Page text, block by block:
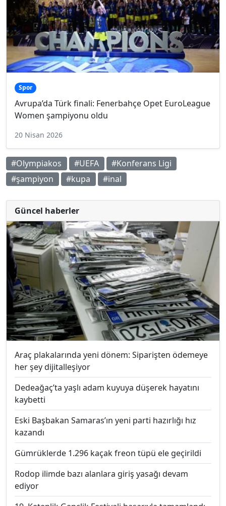
Spor
Avrupa’da Türk finali: Fenerbahçe Opet EuroLeague
Women şampiyonu oldu
20 Nisan 2026
#Olympiakos #UEFA
#Konferans Ligi
#şampiyon
#kupa #inal
Güncel haberler
Araç plakalarında yeni dönem: Siparişten ödemeye
her şey dijitalleşiyor
Dedeağaç’ta yaşlı adam kuyuya düşerek hayatını
kaybetti
Eski Başbakan Samaras’ın yeni parti hazırlığı hız
kazandı
Gümrüklerde 1.296 kaçak freon tüpü ele geçirildi
Rodop ilimde bazı alanlara giriş yasağı devam
ediyor